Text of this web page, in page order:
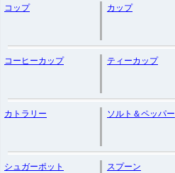
コップ カップ
コーヒーカップ ティーカップ
カトラリー ソルト＆ペッパー
シュガーポット スプーン